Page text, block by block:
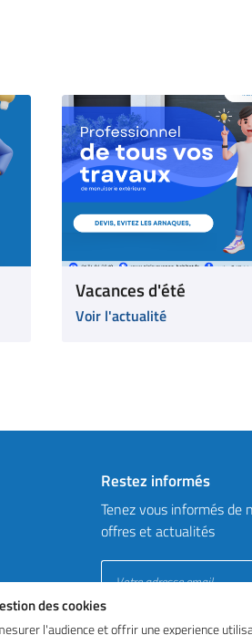
Vacances d'été
Voir l'actualité
Restez informés
Tenez vous informés de
offres et actualités
des cookies
l'audience et offrir une experience